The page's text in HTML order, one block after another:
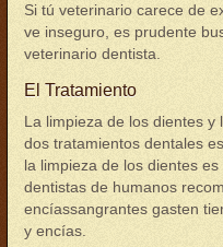
Si tú veterinario carece de
ve inseguro, es prudente
veterinario dentista.
El Tratamiento
La limpieza de los dientes
dos tratamientos dentales
la limpieza de los dientes
dentistas de humanos
encíassangrantes gasten
y encías.